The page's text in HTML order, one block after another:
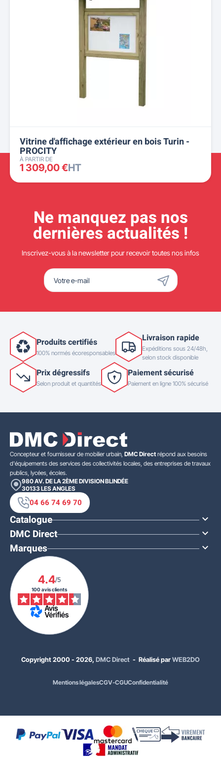
436,00 €HT
523,20 €
Choisissez votre vitrine :9 A4
Vitrine d'affichage extérieur en bois Turin -
PROCITY
À PARTIR DE
1 309,00 €HT
Ne manquez pas nos
dernières actualités !
Inscrivez-vous à la newsletter pour recevoir toutes nos infos
Produits certifiés
100% normés écoresponsables
Livraison rapide
Expéditions sous 24/48h,
selon stock disponible
Prix dégressifs
Selon produit et quantités
Paiement sécurisé
Paiement en ligne 100% sécurisé
Concepteur et fournisseur de mobilier urbain, DMC Direct répond aux besoins
d'équipements des services des collectivités locales, des entreprises de travaux
publics, lycées, écoles.
980 AV. DE LA 2ÈME DIVISION BLINDÉE
30133 LES ANGLES
04 66 74 69 70
Catalogue 
DMC Direct 
Marques 
4.4/5
100 avis clients
Copyright 2000 - 2026, DMC Direct - Réalisé parWEB2DO
Mentions légalesCGV-CGUConfidentialité